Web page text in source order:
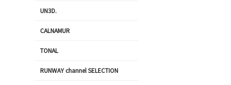
UN3D.
CALNAMUR
TONAL
RUNWAY channel SELECTION